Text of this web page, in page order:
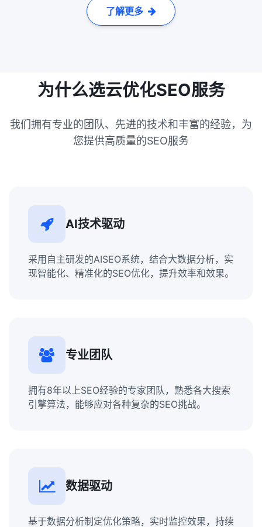
了解更多
为什么选云优化SEO服务
我们拥有专业的团队、先进的技术和丰富的经验，为
您提供高质量的SEO服务
AI技术驱动
采用自主研发的AISEO系统，结合大数据分析，实
现智能化、精准化的SEO优化，提升效率和效果。
专业团队
拥有8年以上SEO经验的专家团队，熟悉各大搜索
引擎算法，能够应对各种复杂的SEO挑战。
数据驱动
基于数据分析制定优化策略，实时监控效果，持续